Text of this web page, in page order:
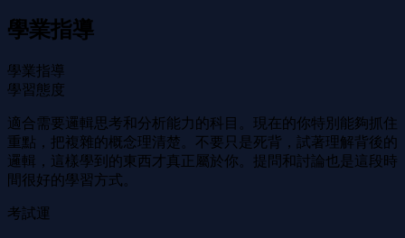
學業指導
學業指導
學習態度
適合需要邏輯思考和分析能力的科目。現在的你特別能夠抓住
重點，把複雜的概念理清楚。不要只是死背，試著理解背後的
邏輯，這樣學到的東西才真正屬於你。提問和討論也是這段時
間很好的學習方式。
考試運